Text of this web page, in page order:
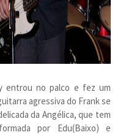
entrou no palco e fez um
agressiva do Frank se
da Angélica, que tem
por Edu(Baixo) e